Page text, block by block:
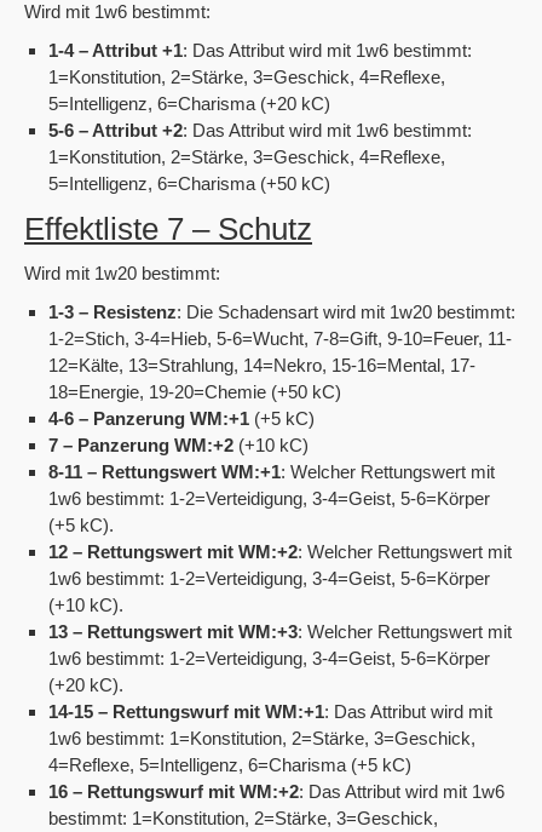
Wird mit 1w6 bestimmt:
1-4 – Attribut +1: Das Attribut wird mit 1w6 bestimmt:
1=Konstitution, 2=Stärke, 3=Geschick, 4=Reflexe,
5=Intelligenz, 6=Charisma (+20 kC)
5-6 – Attribut +2: Das Attribut wird mit 1w6 bestimmt:
1=Konstitution, 2=Stärke, 3=Geschick, 4=Reflexe,
5=Intelligenz, 6=Charisma (+50 kC)
Effektliste 7 – Schutz
Wird mit 1w20 bestimmt:
1-3 – Resistenz: Die Schadensart wird mit 1w20 bestimmt:
1-2=Stich, 3-4=Hieb, 5-6=Wucht, 7-8=Gift, 9-10=Feuer, 11-
12=Kälte, 13=Strahlung, 14=Nekro, 15-16=Mental, 17-
18=Energie, 19-20=Chemie (+50 kC)
4-6 – Panzerung WM:+1 (+5 kC)
7 – Panzerung WM:+2 (+10 kC)
8-11 – Rettungswert WM:+1: Welcher Rettungswert mit
1w6 bestimmt: 1-2=Verteidigung, 3-4=Geist, 5-6=Körper
(+5 kC).
12 – Rettungswert mit WM:+2: Welcher Rettungswert mit
1w6 bestimmt: 1-2=Verteidigung, 3-4=Geist, 5-6=Körper
(+10 kC).
13 – Rettungswert mit WM:+3: Welcher Rettungswert mit
1w6 bestimmt: 1-2=Verteidigung, 3-4=Geist, 5-6=Körper
(+20 kC).
14-15 – Rettungswurf mit WM:+1: Das Attribut wird mit
1w6 bestimmt: 1=Konstitution, 2=Stärke, 3=Geschick,
4=Reflexe, 5=Intelligenz, 6=Charisma (+5 kC)
16 – Rettungswurf mit WM:+2: Das Attribut wird mit 1w6
bestimmt: 1=Konstitution, 2=Stärke, 3=Geschick,